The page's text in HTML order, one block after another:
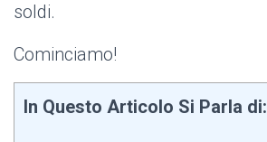
soldi.
Cominciamo!
In Questo Articolo Si Parla di: